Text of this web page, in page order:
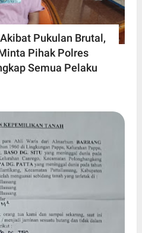
Pukulan Brutal,
Pihak Polres
Semua Pelaku